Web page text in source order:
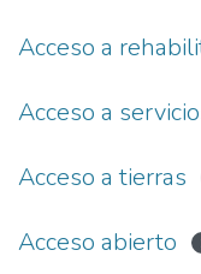
Acceso a
Acceso a
Acceso a tierras
Acceso abierto